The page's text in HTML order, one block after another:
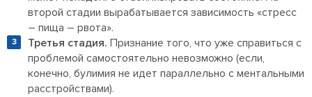
второй стадии вырабатывается зависимость «стресс
– пища – рвота».
Третья стадия. Признание того, что уже справиться с
проблемой самостоятельно невозможно (если,
конечно, булимия не идет параллельно с ментальными
расстройствами).